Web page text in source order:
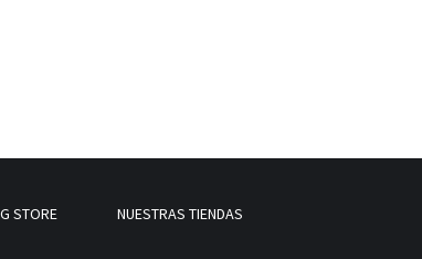
STORE
NUESTRAS TIENDAS